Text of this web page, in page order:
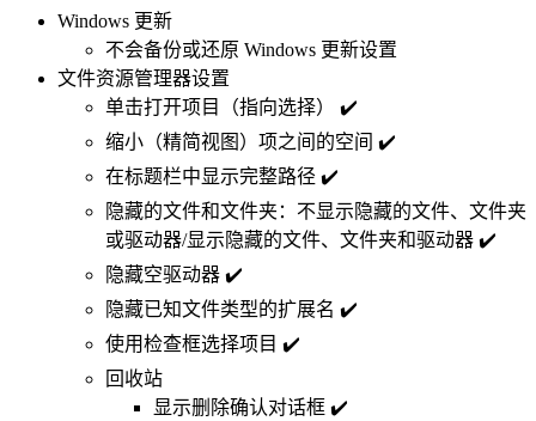
Windows 更新
不会备份或还原 Windows 更新设置
文件资源管理器设置
单击打开项目（指向选择） ✔️
缩小（精简视图）项之间的空间 ✔️
在标题栏中显示完整路径 ✔️
隐藏的文件和文件夹：不显示隐藏的文件、文件夹
或驱动器/显示隐藏的文件、文件夹和驱动器 ✔️
隐藏空驱动器 ✔️
隐藏已知文件类型的扩展名 ✔️
使用检查框选择项目 ✔️
回收站
显示删除确认对话框 ✔️